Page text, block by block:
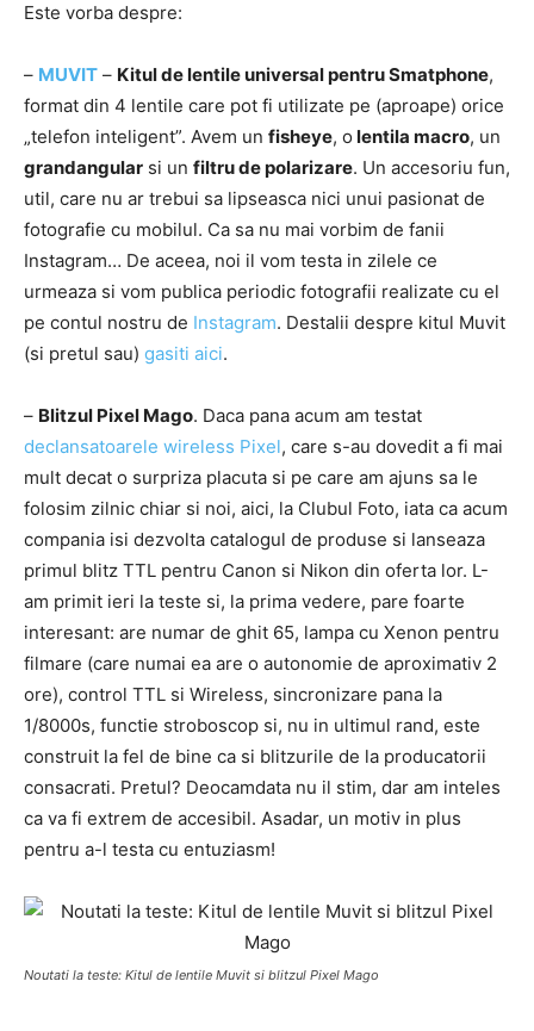
Este vorba despre:
– MUVIT – Kitul de lentile universal pentru Smatphone,
format din 4 lentile care pot fi utilizate pe (aproape) orice
„telefon inteligent”. Avem un fisheye, o lentila macro, un
grandangular si un filtru de polarizare. Un accesoriu fun,
util, care nu ar trebui sa lipseasca nici unui pasionat de
fotografie cu mobilul. Ca sa nu mai vorbim de fanii
Instagram… De aceea, noi il vom testa in zilele ce
urmeaza si vom publica periodic fotografii realizate cu el
pe contul nostru de Instagram. Destalii despre kitul Muvit
(si pretul sau) gasiti aici.
– Blitzul Pixel Mago. Daca pana acum am testat
declansatoarele wireless Pixel, care s-au dovedit a fi mai
mult decat o surpriza placuta si pe care am ajuns sa le
folosim zilnic chiar si noi, aici, la Clubul Foto, iata ca acum
compania isi dezvolta catalogul de produse si lanseaza
primul blitz TTL pentru Canon si Nikon din oferta lor. L-
am primit ieri la teste si, la prima vedere, pare foarte
interesant: are numar de ghit 65, lampa cu Xenon pentru
filmare (care numai ea are o autonomie de aproximativ 2
ore), control TTL si Wireless, sincronizare pana la
1/8000s, functie stroboscop si, nu in ultimul rand, este
construit la fel de bine ca si blitzurile de la producatorii
consacrati. Pretul? Deocamdata nu il stim, dar am inteles
ca va fi extrem de accesibil. Asadar, un motiv in plus
pentru a-l testa cu entuziasm!
Noutati la teste: Kitul de lentile Muvit si blitzul Pixel Mago